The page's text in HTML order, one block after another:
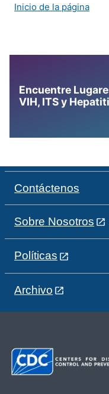
Inicio de la página
Encuentre
VIH, ITS y
Contáctenos
Sobre Nosotros
Políticas
Archivo